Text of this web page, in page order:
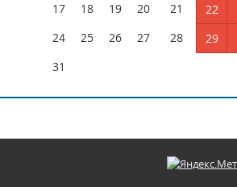
17
18 19 20 21 22
24
25 26 27 28 29
31